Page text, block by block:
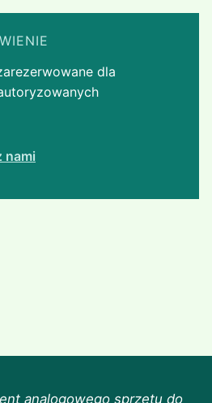
dla
nami
analogowego sprzętu do